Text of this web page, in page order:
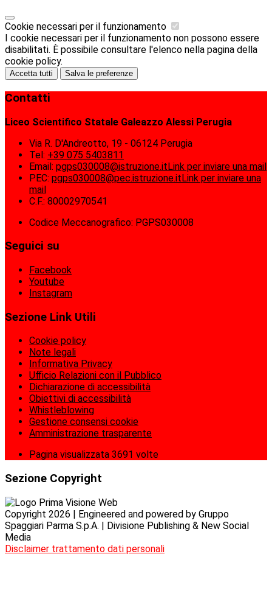
Cookie necessari per il funzionamento
I cookie necessari per il funzionamento non possono essere
disabilitati. È possibile consultare l'elenco nella pagina della
cookie policy.
Accetta tutti Salva le preferenze
Contatti
Liceo Scientifico Statale Galeazzo Alessi Perugia
Via R. D'Andreotto, 19 - 06124 Perugia
Tel: +39 075 5403811
Email: pgps030008@istruzione.itLink per inviare una mail
PEC: pgps030008@pec.istruzione.itLink per inviare una
mail
C.F.: 80002970541
Codice Meccanografico: PGPS030008
Seguici su
Facebook
Youtube
Instagram
Sezione Link Utili
Cookie policy
Note legali
Informativa Privacy
Ufficio Relazioni con il Pubblico
Dichiarazione di accessibilità
Obiettivi di accessibilità
Whistleblowing
Gestione consensi cookie
Amministrazione trasparente
Pagina visualizzata 3691 volte
Sezione Copyright
Copyright 2026 | Engineered and powered by Gruppo
Spaggiari Parma S.p.A. | Divisione Publishing & New Social
Media
Disclaimer trattamento dati personali